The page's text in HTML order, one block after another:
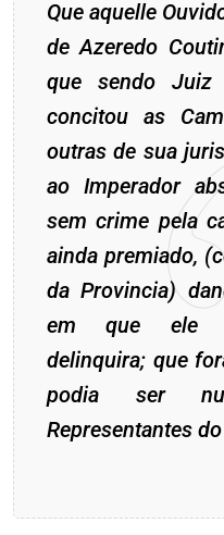
Que aquelle
de Azeredo
que sendo Juiz
concitou as
outras de sua
ao Imperador
sem crime pela
ainda premiado,
da Provincia)
em que ele
delinquira; que
podia ser
Representantes